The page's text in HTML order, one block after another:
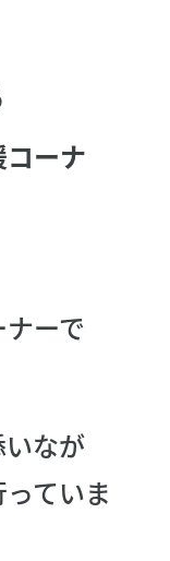
ーナ
ーで
なが
ていま